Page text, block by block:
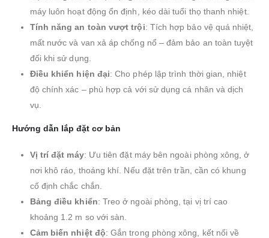
máy luôn hoạt động ổn định, kéo dài tuổi thọ thanh nhiệt.
Tính năng an toàn vượt trội: Tích hợp bảo vệ quá nhiệt,
mất nước và van xả áp chống nổ – đảm bảo an toàn tuyệt
đối khi sử dụng.
Điều khiển hiện đại: Cho phép lập trình thời gian, nhiệt
độ chính xác – phù hợp cả với sử dụng cá nhân và dịch
vụ.
Hướng dẫn lắp đặt cơ bản
Vị trí đặt máy: Ưu tiên đặt máy bên ngoài phòng xông, ở
nơi khô ráo, thoáng khí. Nếu đặt trên trần, cần có khung
cố định chắc chắn.
Bảng điều khiển: Treo ở ngoài phòng, tại vị trí cao
khoảng 1.2 m so với sàn.
Cảm biến nhiệt độ: Gắn trong phòng xông, kết nối về